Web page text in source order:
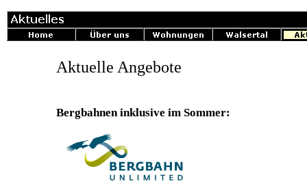
Aktuelle Angebote
Bergbahnen inklusive im Sommer: